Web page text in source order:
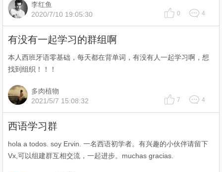
李红鱼
2020/7/10 19:05:30
0 4
有没有一起学习的群组啊
本人西班牙语零基础，每天都在背单词，有没有人一起学习啊，想
找到组织！！！
多肉植物
2021/5/7 15:08:32
7 4
西语学习群
hola a todos. soy Ervin. 一名西语初学者。有兴趣的小伙伴请留下
Vx,可以组建群互相交流，一起进步。muchas gracias.